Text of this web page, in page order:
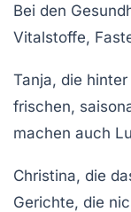
Bei den
Vitalstoffe,
Tanja, die hinter
frischen,
machen auch
Christina, die
Gerichte, die